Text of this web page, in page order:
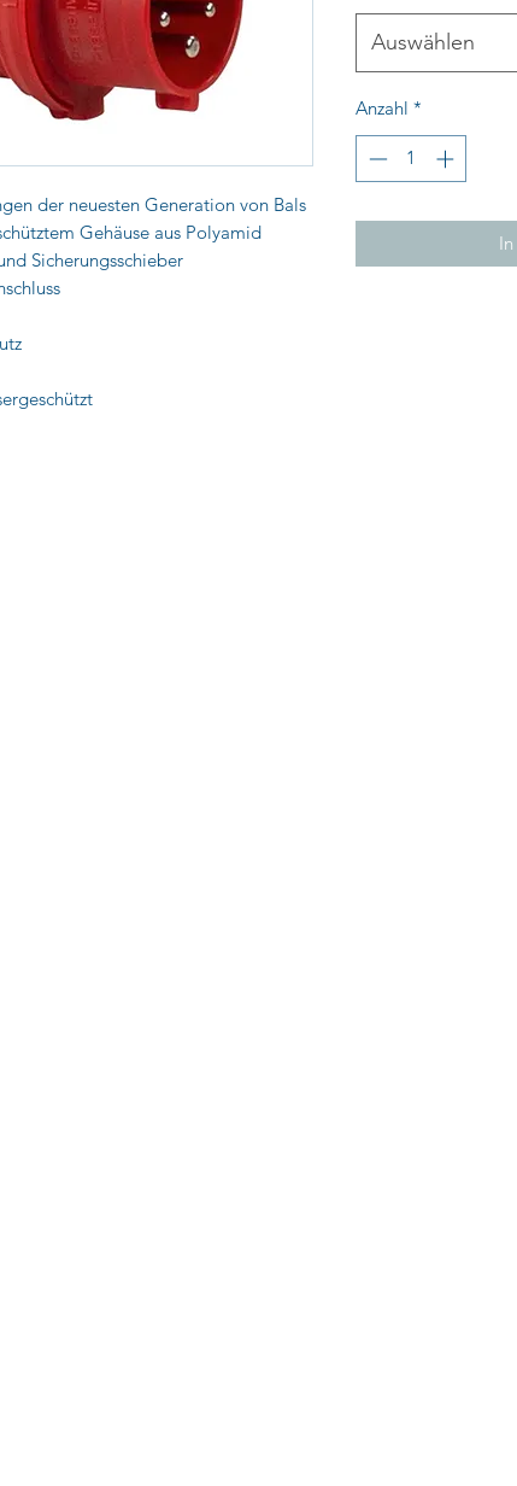
der neuesten Generation von Bals
Gehäuse aus Polyamid
Sicherungsschieber
Auswählen
Anzahl *